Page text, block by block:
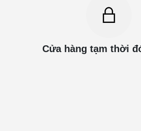
Cửa hàng tạm thời